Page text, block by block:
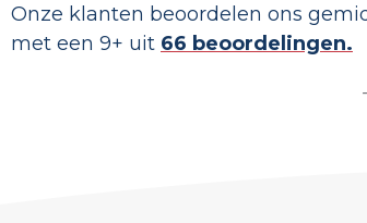
Onze klanten beoordelen ons
met een 9+ uit 66 beoordelingen.